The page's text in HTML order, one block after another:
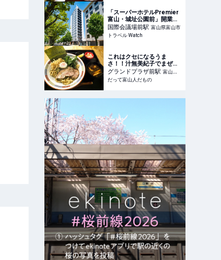
「スーパーホテルPremier
富山・城址公園前」開業。
富山城目の前、朝食に地元
グルメ
国際会議場前駅 富山県富山市
トラベル Watch
これはクセになるうま
さ！！汁無美紀子でまぜそ
ばランチ | だって富山人だ
もの
グランドプラザ前駅 富山県
富山市
だって富山人だもの